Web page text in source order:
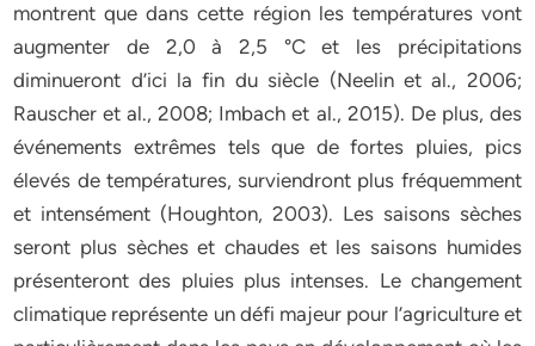
montrent que dans cette région les températures vont
augmenter de 2,0 à 2,5 °C et les précipitations
diminueront d’ici la fin du siècle (Neelin et al., 2006;
Rauscher et al., 2008; Imbach et al., 2015). De plus, des
événements extrêmes tels que de fortes pluies, pics
élevés de températures, surviendront plus fréquemment
et intensément (Houghton, 2003). Les saisons sèches
seront plus sèches et chaudes et les saisons humides
présenteront des pluies plus intenses. Le changement
climatique représente un défi majeur pour l’agriculture et